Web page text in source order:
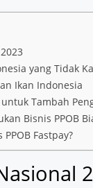
yang Tidak
Ikan Indonesia
Tambah
Bisnis PPOB
Fastpay?